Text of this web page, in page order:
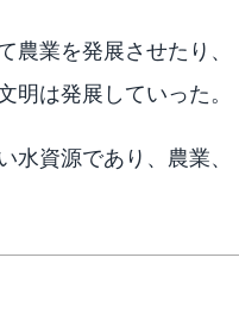
農業を発展させたり、
は発展していった。
資源であり、農業、